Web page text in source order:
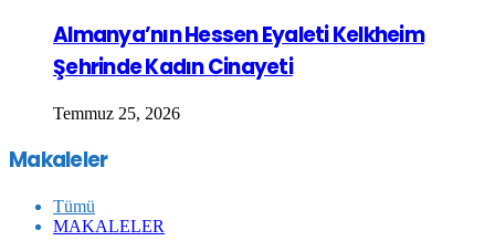
Almanya’nın Hessen Eyaleti Kelkheim
Şehrinde Kadın Cinayeti
Temmuz 25, 2026
Makaleler
Tümü
MAKALELER